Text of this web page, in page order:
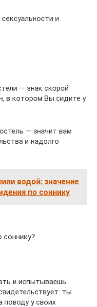
и
— знак скорой
в котором Вы сидите у
— значит вам
и надолго
водой: значение
по соннику
соннику?
и испытываешь
ты
поводу у своих